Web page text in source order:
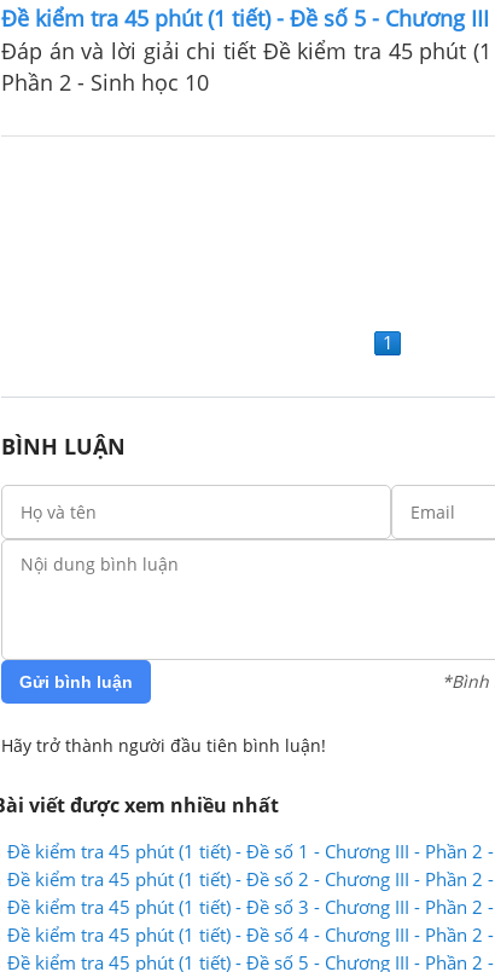
Đề kiểm tra 45 phút (1 tiết) - Đề số 5 - Chương III
Đáp án và lời giải chi tiết Đề kiểm tra 45 phút
Phần 2 - Sinh học 10
1
BÌNH LUẬN
Gửi bình luận *Bình
Hãy trở thành người đầu tiên bình luận!
viết được xem nhiều nhất
Đề kiểm tra 45 phút (1 tiết) - Đề số 1 - Chương III - Phần 2
Đề kiểm tra 45 phút (1 tiết) - Đề số 2 - Chương III - Phần 2
Đề kiểm tra 45 phút (1 tiết) - Đề số 3 - Chương III - Phần 2
Đề kiểm tra 45 phút (1 tiết) - Đề số 4 - Chương III - Phần 2
Đề kiểm tra 45 phút (1 tiết) - Đề số 5 - Chương III - Phần 2